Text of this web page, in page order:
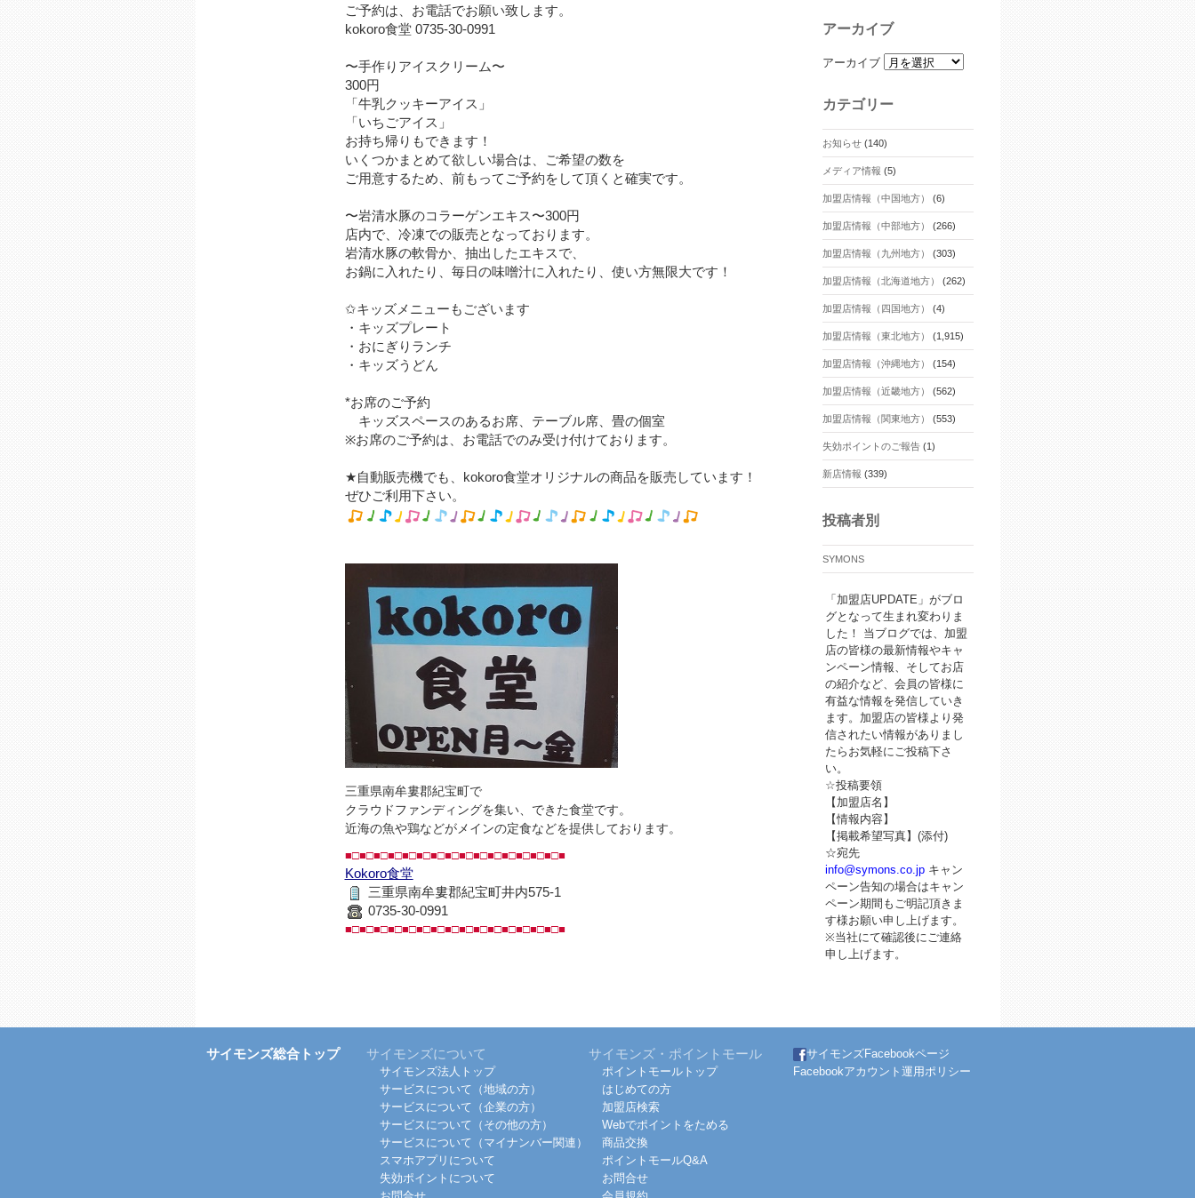
ご予約は、お電話でお願い致します。
kokoro食堂 0735-30-0991
〜手作りアイスクリーム〜
300円
「牛乳クッキーアイス」
「いちごアイス」
お持ち帰りもできます！
いくつかまとめて欲しい場合は、ご希望の数を
ご用意するため、前もってご予約をして頂くと確実です。
〜岩清水豚のコラーゲンエキス〜300円
店内で、冷凍での販売となっております。
岩清水豚の軟骨か、抽出したエキスで、
お鍋に入れたり、毎日の味噌汁に入れたり、使い方無限大です！
✩キッズメニューもございます
・キッズプレート
・おにぎりランチ
・キッズうどん
*お席のご予約
キッズスペースのあるお席、テーブル席、畳の個室
※お席のご予約は、お電話でのみ受け付けております。
★自動販売機でも、kokoro食堂オリジナルの商品を販売しています！
ぜひご利用下さい。
三重県南牟婁郡紀宝町で
クラウドファンディングを集い、できた食堂です。
近海の魚や鶏などがメインの定食などを提供しております。
■□■□■□■□■□■□■□■□■□■□■□■□■□■□■□■
Kokoro食堂
三重県南牟婁郡紀宝町井内575-1
0735-30-0991
■□■□■□■□■□■□■□■□■□■□■□■□■□■□■□■
アーカイブ
アーカイブ
カテゴリー
お知らせ(140)
メディア情報 (5)
加盟店情報（中国地方） (6)
加盟店情報（中部地方） (266)
加盟店情報（九州地方） (303)
加盟店情報（北海道地方） (262)
加盟店情報（四国地方） (4)
加盟店情報（東北地方） (1,915)
加盟店情報（沖縄地方） (154)
加盟店情報（近畿地方） (562)
加盟店情報（関東地方） (553)
失効ポイントのご報告(1)
新店情報 (339)
投稿者別
SYMONS
「加盟店UPDATE」がブロ
グとなって生まれ変わりま
した！ 当ブログでは、加盟
店の皆様の最新情報やキャ
ンペーン情報、そしてお店
の紹介など、会員の皆様に
有益な情報を発信していき
ます。加盟店の皆様より発
信されたい情報がありまし
たらお気軽にご投稿下さ
い。
☆投稿要領
【加盟店名】
【情報内容】
【掲載希望写真】(添付)
☆宛先
info@symons.co.jpキャン
ペーン告知の場合はキャン
ペーン期間もご明記頂きま
す様お願い申し上げます。
※当社にて確認後にご連絡
申し上げます。
サイモンズ総合トップ サイモンズについて
サイモンズ法人トップ
サービスについて（地域の方）
サービスについて（企業の方）
サービスについて（その他の方）
サービスについて（マイナンバー関連）
スマホアプリについて
失効ポイントについて
サイモンズ・ポイントモール
ポイントモールトップ
はじめての方
加盟店検索
Webでポイントをためる
商品交換
ポイントモールQ&A
お問合せ
サイモンズFacebookページ
Facebookアカウント運用ポリシー